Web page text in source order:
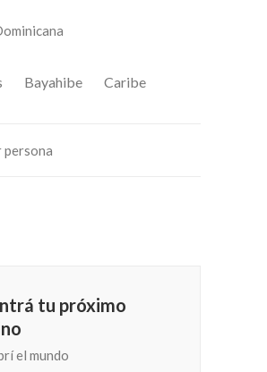
Bayahibe Caribe
persona
tu próximo
el mundo